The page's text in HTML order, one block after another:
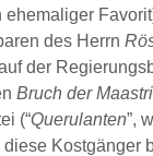
ehemaliger
des Herrn
der
Bruch der
(“Querulanten”,
Kostgänger